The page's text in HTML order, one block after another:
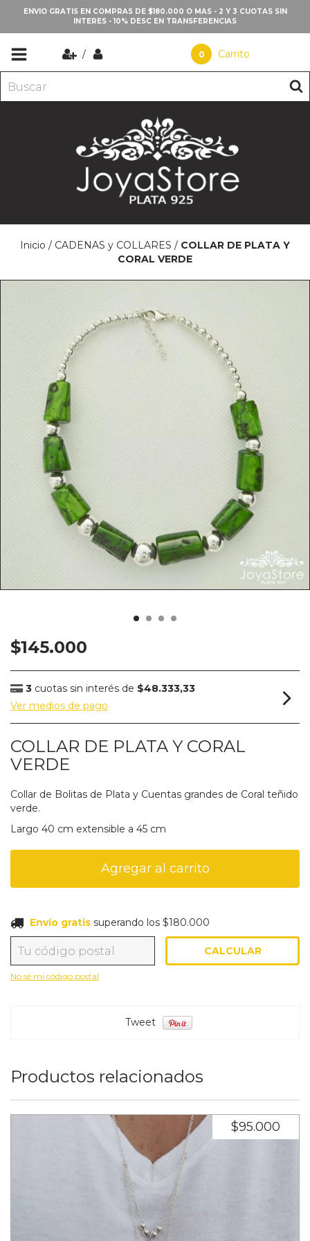
ENVIO GRATIS EN COMPRAS DE $180.000 O MAS - 2 Y 3 CUOTAS SIN
INTERES - 10% DESC EN TRANSFERENCIAS
/ 0 Carrito
Inicio / CADENAS y COLLARES / COLLAR DE PLATA Y
CORAL VERDE
$145.000
3 cuotas sin interés de $48.333,33
Ver medios de pago
COLLAR DE PLATA Y CORAL
VERDE
Collar de Bolitas de Plata y Cuentas grandes de Coral teñido
verde.
Largo 40 cm extensible a 45 cm
Envío gratissuperando los
Envío gratissuperando los $180.000
CALCULAR
No sé mi código postal
Tweet
Productos relacionados
$95.000